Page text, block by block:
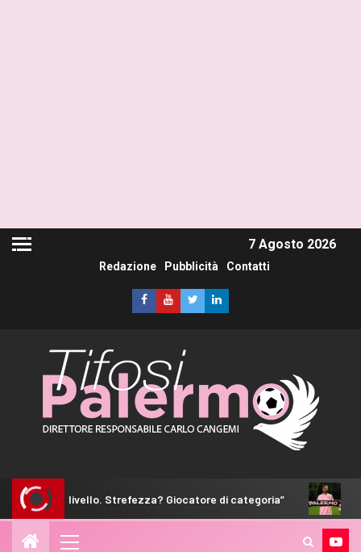
7 Agosto 2026
Redazione Pubblicità Contatti
Strefezza? Giocatore di categoria” Hernani: “Non